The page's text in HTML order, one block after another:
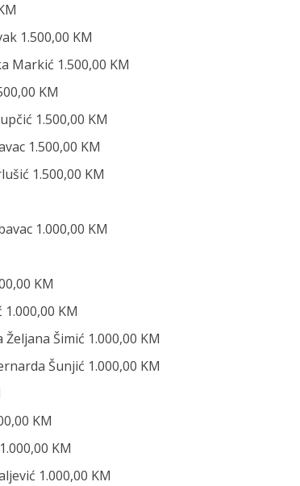
1.500,00 KM
Markić 1.500,00 KM
KM
1.500,00 KM
1.500,00 KM
1.500,00 KM
1.000,00 KM
KM
KM
Šimić 1.000,00 KM
Šunjić 1.000,00 KM
KM
KM
1.000,00 KM